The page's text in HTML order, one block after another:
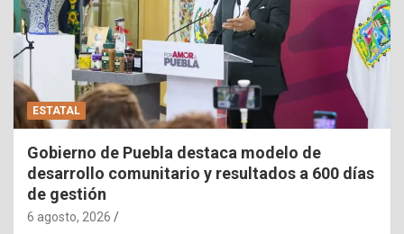
ESTATAL
Gobierno de Puebla destaca modelo de
desarrollo comunitario y resultados a 600 días
de gestión
6 agosto, 2026